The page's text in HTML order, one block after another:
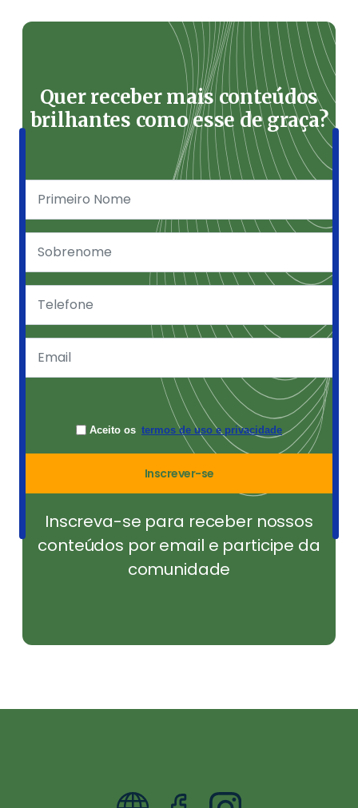
Quer receber mais conteúdos
brilhantes como esse de graça?
Aceito os termos de uso e privacidade
Inscrever-se
Inscreva-se para receber nossos
conteúdos por email e participe da
comunidade